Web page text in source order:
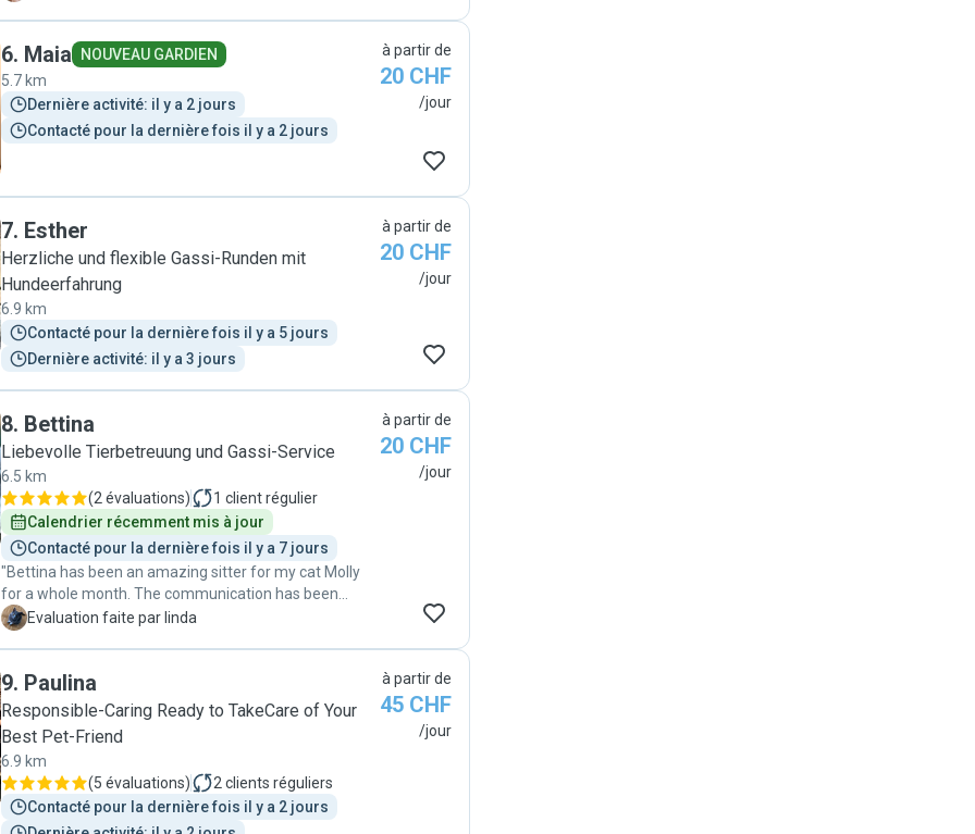
6. Maia
NOUVEAU GARDIEN
5.7 km
Dernière activité: il y a 2 jours
Contacté pour la dernière fois il y a 2 jours
à partir de
20 CHF
/jour
7. Esther
Herzliche und flexible Gassi-Runden mit
Hundeerfahrung
6.9 km
Contacté pour la dernière fois il y a 5 jours
Dernière activité: il y a 3 jours
à partir de
20 CHF
/jour
8. Bettina
Liebevolle Tierbetreuung und Gassi-Service
6.5 km
(2 évaluations) 1 client régulier
Calendrier récemment mis à jour
Contacté pour la dernière fois il y a 7 jours
"Bettina has been an amazing sitter for my cat Molly
for a whole month. The communication has been
incredible as well as her disponibility and kindness. "
L Evaluation faite par linda
à partir de
20 CHF
/jour
9. Paulina
Responsible-Caring Ready to TakeCare of Your
Best Pet-Friend
6.9 km
(5 évaluations) 2 clients réguliers
Contacté pour la dernière fois il y a 2 jours
à partir de
45 CHF
/jour